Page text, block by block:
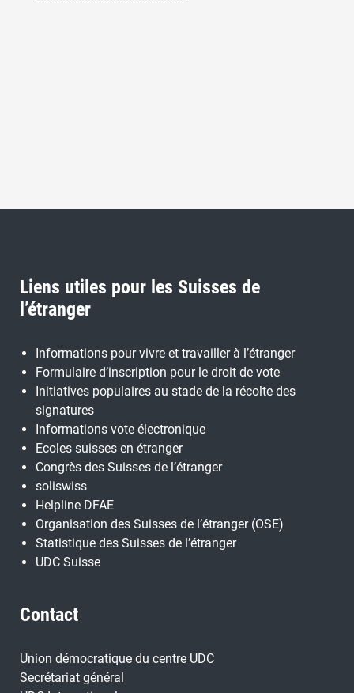
Liens utiles pour les Suisses de
l’étranger
Informations pour vivre et travailler à l’étranger
Formulaire d’inscription pour le droit de vote
Initiatives populaires au stade de la récolte des
signatures
Informations vote électronique
Ecoles suisses en étranger
Congrès des Suisses de l’étranger
soliswiss
Helpline DFAE
Organisation des Suisses de l’étranger (OSE)
Statistique des Suisses de l’étranger
UDC Suisse
Contact
Union démocratique du centre UDC
Secrétariat général